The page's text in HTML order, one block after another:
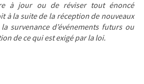
à jour ou de réviser tout énoncé
à la suite de la réception de nouveaux
survenance d’événements futurs ou
de ce qui est exigé par la loi.